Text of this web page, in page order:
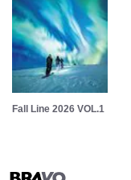
Fall Line 2026 VOL.1